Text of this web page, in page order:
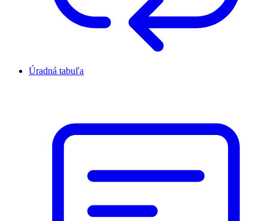
Úradná tabuľa